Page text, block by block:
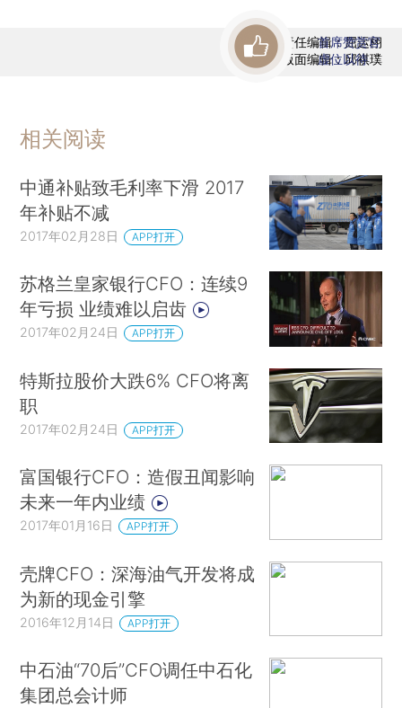
责任编辑：屈运栩
版面编辑：邱祺璞
首席赞赏官
虚位以待
相关阅读
中通补贴致毛利率下滑 2017
年补贴不减
2017年02月28日 APP打开
苏格兰皇家银行CFO：连续9
年亏损 业绩难以启齿
2017年02月24日 APP打开
特斯拉股价大跌6% CFO将离
职
2017年02月24日 APP打开
富国银行CFO：造假丑闻影响
未来一年内业绩
2017年01月16日 APP打开
壳牌CFO：深海油气开发将成
为新的现金引擎
2016年12月14日 APP打开
中石油“70后”CFO调任中石化
集团总会计师